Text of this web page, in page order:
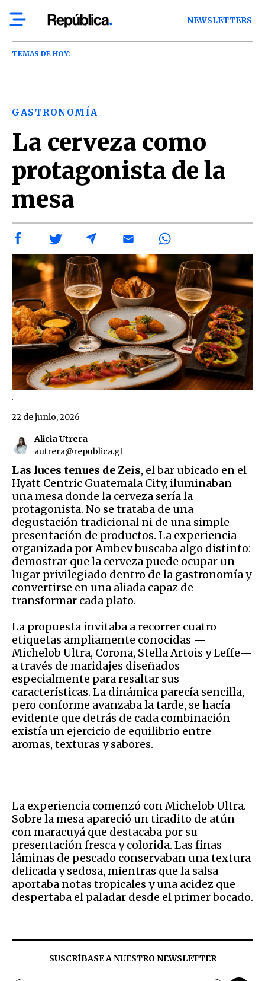
NEWSLETTERS
TEMAS DE HOY:
GASTRONOMÍA
La cerveza como
protagonista de la
mesa
.
Alicia Utrera
autrera@republica.gt
22 de junio, 2026
Las luces tenues de Zeis, el bar ubicado en el
Hyatt Centric Guatemala City, iluminaban
una mesa donde la cerveza sería la
protagonista. No se trataba de una
degustación tradicional ni de una simple
presentación de productos. La experiencia
organizada por Ambev buscaba algo distinto:
demostrar que la cerveza puede ocupar un
lugar privilegiado dentro de la gastronomía y
convertirse en una aliada capaz de
transformar cada plato.
La propuesta invitaba a recorrer cuatro
etiquetas ampliamente conocidas —
Michelob Ultra, Corona, Stella Artois y Leffe—
a través de maridajes diseñados
especialmente para resaltar sus
características. La dinámica parecía sencilla,
pero conforme avanzaba la tarde, se hacía
evidente que detrás de cada combinación
existía un ejercicio de equilibrio entre
aromas, texturas y sabores.
La experiencia comenzó con Michelob Ultra.
Sobre la mesa apareció un tiradito de atún
con maracuyá que destacaba por su
presentación fresca y colorida. Las finas
láminas de pescado conservaban una textura
delicada y sedosa, mientras que la salsa
aportaba notas tropicales y una acidez que
despertaba el paladar desde el primer bocado.
SUSCRÍBASE A NUESTRO NEWSLETTER